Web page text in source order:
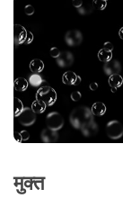
मुक्त